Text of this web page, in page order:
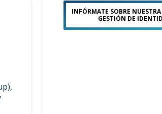
INFÓRMATE SOBRE
GESTIÓN DE